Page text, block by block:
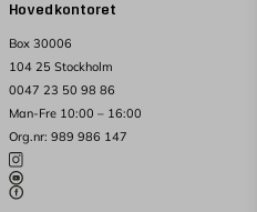
Hovedkontoret
Box 30006
104 25 Stockholm
0047 23 50 98 86
Man-Fre 10:00 – 16:00
Org.nr: 989 986 147